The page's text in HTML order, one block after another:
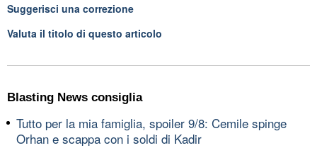
Suggerisci una correzione
Valuta il titolo di questo articolo
Blasting News consiglia
Tutto per la mia famiglia, spoiler 9/8: Cemile spinge
Orhan e scappa con i soldi di Kadir